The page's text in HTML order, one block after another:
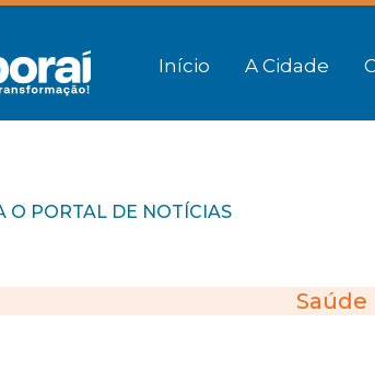
Início A Cidade
O PORTAL DE NOTÍCIAS
Saúde